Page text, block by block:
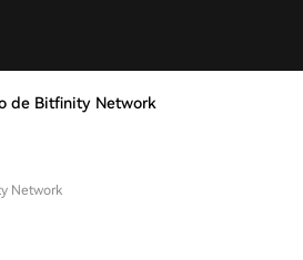
de Bitfinity Network
Network